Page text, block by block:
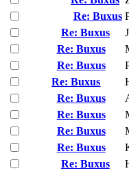
Re: Buxus
Re: Buxus
Re: Buxus
Re: Buxus
Re: Buxus
Re: Buxus
Re: Buxus
Re: Buxus
Re: Buxus
Re: Buxus